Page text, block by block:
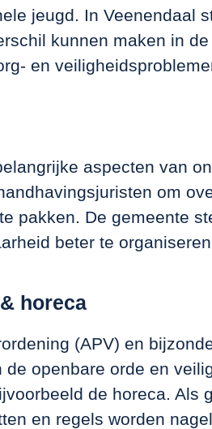
jeugd. In Veenendaal
kunnen maken in
en
aspecten van
om
pakken. De gemeente
beter te
horeca
(APV) en
openbare orde en
de horeca. Als
en regels worden